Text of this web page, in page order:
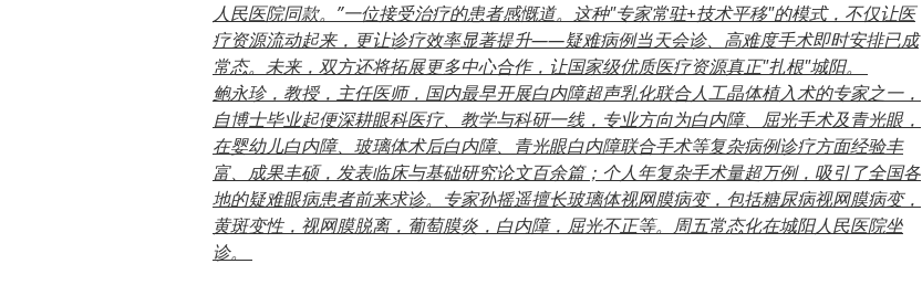
人民医院同款。”一位接受治疗的患者感慨道。这种"专家常驻+技术平移"的模式，不仅让医
疗资源流动起来，更让诊疗效率显著提升——疑难病例当天会诊、高难度手术即时安排已成
常态。未来，双方还将拓展更多中心合作，让国家级优质医疗资源真正"扎根"城阳。
鲍永珍，教授，主任医师，国内最早开展白内障超声乳化联合人工晶体植入术的专家之一，
自博士毕业起便深耕眼科医疗、教学与科研一线，专业方向为白内障、屈光手术及青光眼，
在婴幼儿白内障、玻璃体术后白内障、青光眼白内障联合手术等复杂病例诊疗方面经验丰
富、成果丰硕，发表临床与基础研究论文百余篇；个人年复杂手术量超万例，吸引了全国各
地的疑难眼病患者前来求诊。专家孙摇遥擅长玻璃体视网膜病变，包括糖尿病视网膜病变，
黄斑变性，视网膜脱离，葡萄膜炎，白内障，屈光不正等。周五常态化在城阳人民医院坐
诊。